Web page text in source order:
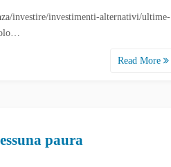
investire/investimenti-alternativi/ultime-
Read More
paura